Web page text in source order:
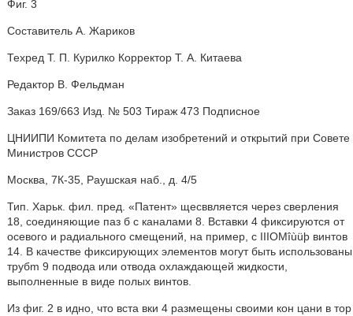
Фиг. 3
Составитель А. Жариков
Техред T. П. Курилко Корректор Т. А. Китаева
Редактор В. Фельдман
Заказ 169/663 Изд. № 503 Тираж 473 Подписное
ЦНИИПИ Комитета по делам изобретений и открытий при Совете
Министров СССР
Москва, 7К-35, Раушская наб., д. 4/5
Тип. Харьк. фил. пред. «Патент» щесввляется через сверления
18, соединяющие паз б с каналами 8. Вставки 4 фиксируются от
осевого и радиального смещений, на пример, с IIIOMîùüþ винтов
14. В качестве фиксирующих элементов могут быть использованы
трубm 9 подвода или отвода охлаждающей жидкости,
выполненные в виде полых винтов.
Из фиг. 2 в идно, что вста вки 4 размещены своими кон цани в тор